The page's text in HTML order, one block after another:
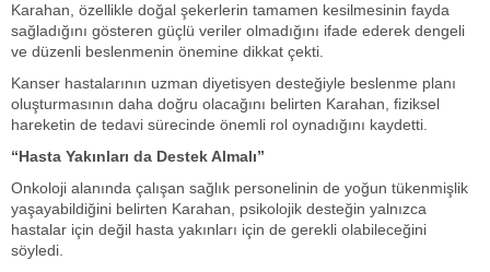
Karahan, özellikle doğal şekerlerin tamamen kesilmesinin fayda
sağladığını gösteren güçlü veriler olmadığını ifade ederek dengeli
ve düzenli beslenmenin önemine dikkat çekti.
Kanser hastalarının uzman diyetisyen desteğiyle beslenme planı
oluşturmasının daha doğru olacağını belirten Karahan, fiziksel
hareketin de tedavi sürecinde önemli rol oynadığını kaydetti.
“Hasta Yakınları da Destek Almalı”
Onkoloji alanında çalışan sağlık personelinin de yoğun tükenmişlik
yaşayabildiğini belirten Karahan, psikolojik desteğin yalnızca
hastalar için değil hasta yakınları için de gerekli olabileceğini
söyledi.